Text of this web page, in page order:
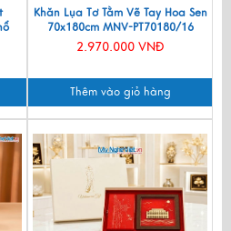
Khăn Lụa Tơ Tằm Vẽ Tay Hoa Sen
70x180cm MNV-PT70180/16
2.970.000 VNĐ
Thêm vào giỏ hàng